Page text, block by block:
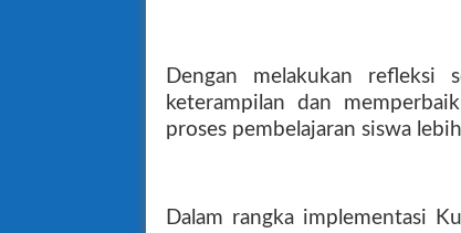
Dengan melakukan refleksi
keterampilan dan
proses pembelajaran siswa
Dalam rangka implementasi